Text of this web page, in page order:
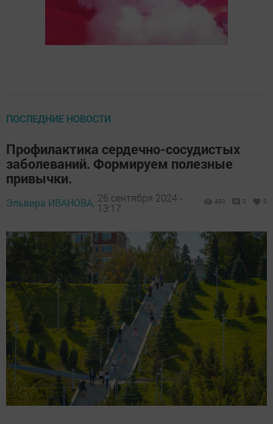
ПОСЛЕДНИЕ НОВОСТИ
Профилактика сердечно-сосудистых
заболеваний. Формируем полезные
привычки.
Эльвира ИВАНОВА, 26 сентября 2024 -
13:17
490 0 0